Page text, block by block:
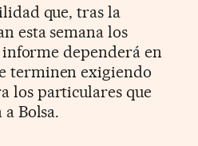
que, tras la
esta semana los
dependerá en
terminen exigiendo
los particulares que
Bolsa.